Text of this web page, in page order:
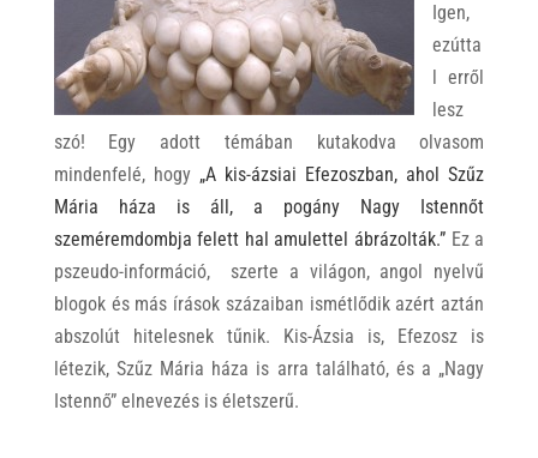
Igen,
ezútta
l erről
lesz
szó! Egy adott témában kutakodva olvasom
mindenfelé, hogy „A kis-ázsiai Efezoszban, ahol Szűz
Mária háza is áll, a pogány Nagy Istennőt
szeméremdombja felett hal amulettel ábrázolták.” Ez a
pszeudo-információ, szerte a világon, angol nyelvű
blogok és más írások százaiban ismétlődik azért aztán
abszolút hitelesnek tűnik. Kis-Ázsia is, Efezosz is
létezik, Szűz Mária háza is arra található, és a „Nagy
Istennő” elnevezés is életszerű.